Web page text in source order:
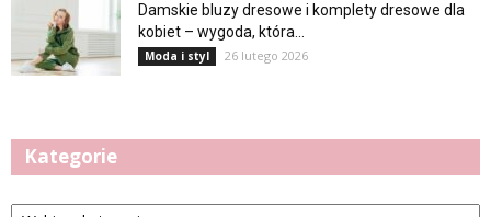
Damskie bluzy dresowe i komplety dresowe dla
kobiet – wygoda, która...
Moda i styl 26 lutego 2026
Kategorie
Kategorie